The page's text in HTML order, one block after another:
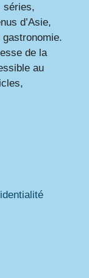
séries,
d’Asie,
de la
au